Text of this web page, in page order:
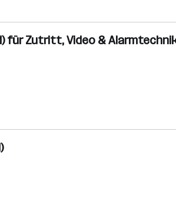
für Zutritt, Video &